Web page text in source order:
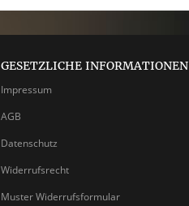
GESETZLICHE INFORMATIONEN
Impressum
AGB
Datenschutz
Widerrufsrecht
Muster Widerrufsformular